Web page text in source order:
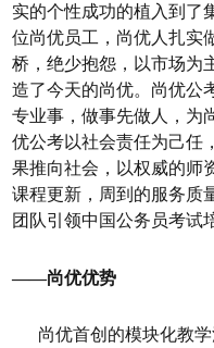
实的个性成功的植入到了
位尚优员工，尚优人扎实
桥，绝少抱怨，以市场为
造了今天的尚优。尚优公
专业事，做事先做人，为
优公考以社会责任为己任
果推向社会，以权威的师
课程更新，周到的服务质
团队引领中国公务员考试
——尚优优势
尚优首创的模块化教学